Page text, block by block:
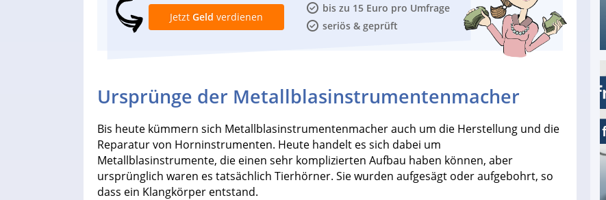
bis zu 15 Euro pro Umfrage
seriös & geprüft
Jetzt Geld verdienen
Ursprünge der Metallblasinstrumentenmacher
Bis heute kümmern sich Metallblasinstrumentenmacher auch um die Herstellung und die
Reparatur von Horninstrumenten. Heute handelt es sich dabei um
Metallblasinstrumente, die einen sehr komplizierten Aufbau haben können, aber
ursprünglich waren es tatsächlich Tierhörner. Sie wurden aufgesägt oder aufgebohrt, so
dass ein Klangkörper entstand.